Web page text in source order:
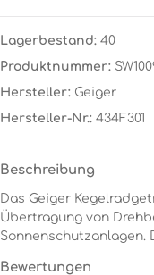
Lagerbestand: 40
Produktnummer:
Hersteller: Geiger
Hersteller-Nr.: 434F301
Beschreibung
Das Geiger
Übertragung von
Sonnenschutzanlagen.
Bewertungen